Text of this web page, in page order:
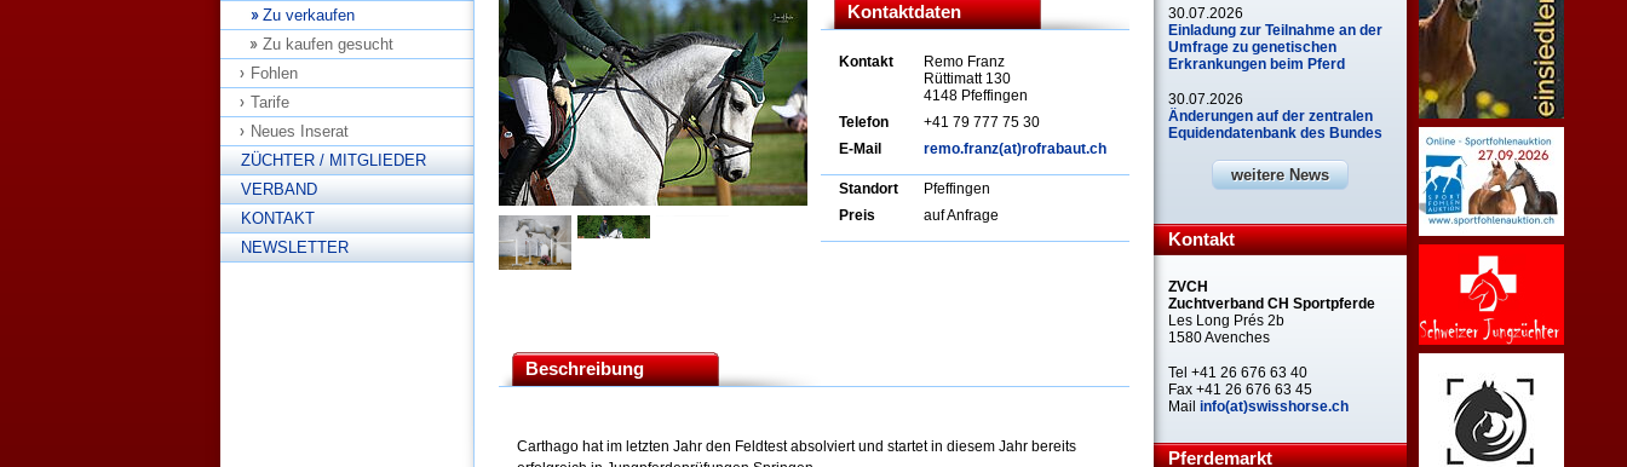
Zu verkaufen
Zu kaufen gesucht
Fohlen
Tarife
Neues Inserat
ZÜCHTER / MITGLIEDER
VERBAND
KONTAKT
NEWSLETTER
Kontaktdaten
Kontakt
Remo Franz
Rüttimatt 130
4148 Pfeffingen
Telefon
+41 79 777 75 30
E-Mail
remo.franz(at)rofrabaut.ch
Standort
Pfeffingen
Preis
auf Anfrage
Beschreibung
Carthago hat im letzten Jahr den Feldtest absolviert und startet in diesem Jahr bereits
30.07.2026
Einladung zur Teilnahme an der
Umfrage zu genetischen
Erkrankungen beim Pferd
30.07.2026
Änderungen auf der zentralen
Equidendatenbank des Bundes
weitere News
Kontakt
ZVCH
Zuchtverband CH Sportpferde
Les Long Prés 2b
1580 Avenches
Tel +41 26 676 63 40
Fax +41 26 676 63 45
Mail info(at)swisshorse.ch
Pferdemarkt